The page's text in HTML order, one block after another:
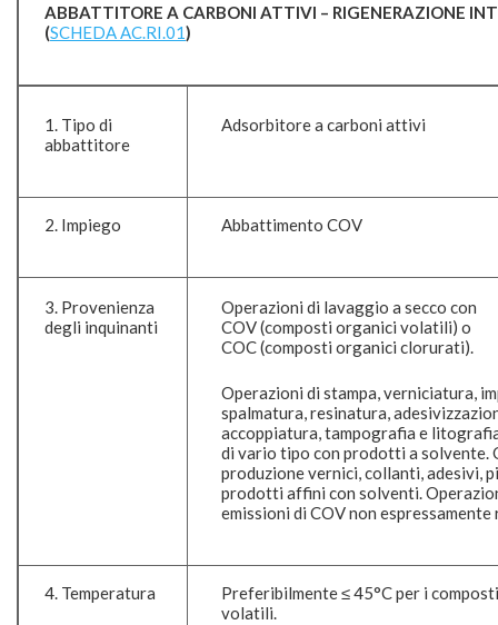
ABBATTITORE A CARBONI ATTIVI – RIGENERAZIONE
(SCHEDA AC.RI.01)
1. Tipo di
abbattitore
Adsorbitore a carboni attivi
2. Impiego Abbattimento COV
3. Provenienza
degli inquinanti
Operazioni di lavaggio a secco con
COV (composti organici volatili) o
COC (composti organici clorurati).
Operazioni di stampa, verniciatura,
spalmatura, resinatura,
accoppiatura, tampografia e
di vario tipo con prodotti a solvente.
produzione vernici, collanti, adesivi,
prodotti affini con solventi.
emissioni di COV non
4. Temperatura
Preferibilmente ≤ 45°C per i
volatili.